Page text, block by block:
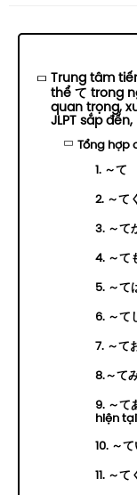
Trung tâm
thể て trong
quan trọng,
JLPT sắp
Tổng hợp
1. ～て
2. ～て
3. ～て
4. ～て
5. ～て
6. ～て
7. ～て
8.～て
9. ～
hiện tại
10. ～
11. ～